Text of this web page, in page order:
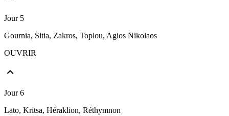
Jour 5
Gournia, Sitia, Zakros, Toplou, Agios Nikolaos
OUVRIR
Jour 6
Lato, Kritsa, Héraklion, Réthymnon